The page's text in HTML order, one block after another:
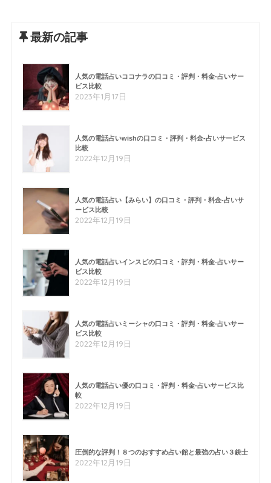
最新の記事
人気の電話占いココナラの口コミ・評判・料金-占いサー
ビス比較
2023年1月17日
人気の電話占いwishの口コミ・評判・料金-占いサービス
比較
2022年12月19日
人気の電話占い【みらい】の口コミ・評判・料金-占いサ
ービス比較
2022年12月19日
人気の電話占いインスピの口コミ・評判・料金-占いサー
ビス比較
2022年12月19日
人気の電話占いミーシャの口コミ・評判・料金-占いサー
ビス比較
2022年12月19日
人気の電話占い優の口コミ・評判・料金-占いサービス比
較
2022年12月19日
圧倒的な評判！８つのおすすめ占い館と最強の占い３銃士
2022年12月19日